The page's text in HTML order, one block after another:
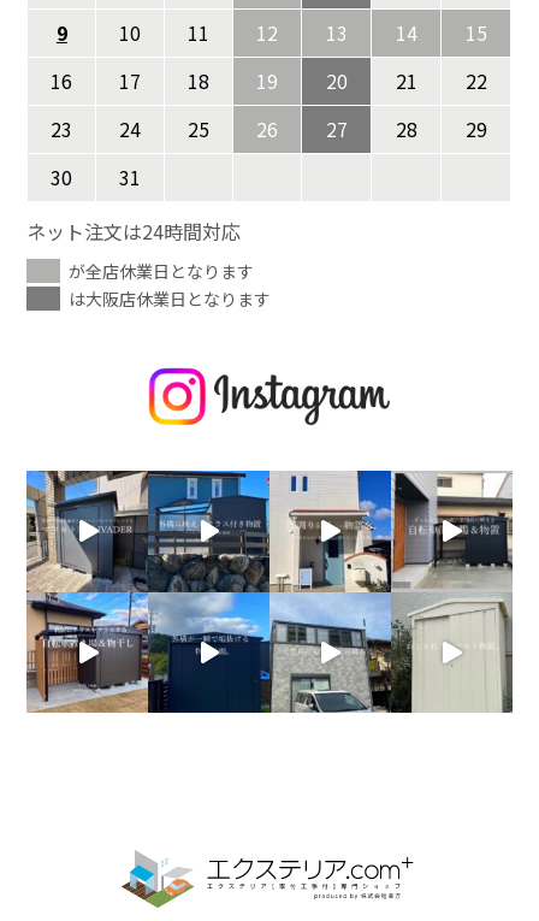
9
10 11 12 13 14
15
16
17 18 19 20 21
22
23
24 25 26 27 28
29
30
31
ネット注文は24時間対応
が全店休業日となります
は大阪店休業日となります